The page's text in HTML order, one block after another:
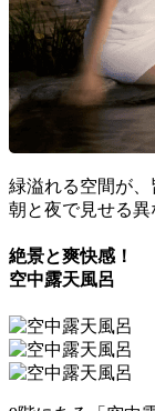
緑溢れる空間が、
朝と夜で見せる異
絶景と爽快感！
空中露天風呂